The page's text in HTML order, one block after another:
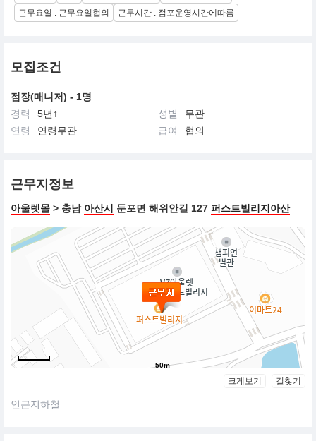
근무요일 : 근무요일협의
근무시간 : 점포운영시간에따름
모집조건
점장(매니저) - 1명
경력
5년↑ 성별
무관
연령
연령무관 급여 협의
근무지정보
아울렛몰 > 충남 아산시 둔포면 해위안길 127 퍼스트빌리지아산
50m
크게보기 길찾기
인근지하철